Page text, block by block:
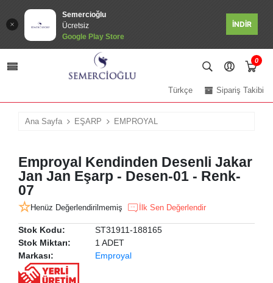
Semercioğlu
Ücretsiz
Google Play Store
İNDİR
0
Sipariş Takibi
Türkçe
Ana Sayfa EŞARP EMPROYAL
Emproyal Kendinden Desenli Jakar
Jan Jan Eşarp - Desen-01 - Renk-
07
Henüz Değerlendirilmemiş İlk Sen Değerlendir
Stok Kodu:
ST31911-188165
Stok Miktarı:
1 ADET
Markası:
Emproyal